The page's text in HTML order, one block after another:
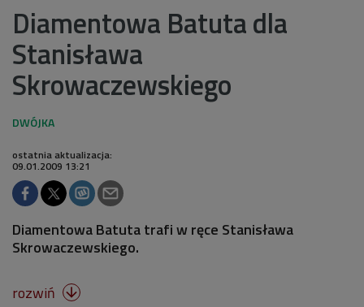
Diamentowa Batuta dla
Stanisława
Skrowaczewskiego
ostatnia aktualizacja:
09.01.2009 13:21
Diamentowa Batuta trafi w ręce Stanisława
Skrowaczewskiego.
rozwiń 